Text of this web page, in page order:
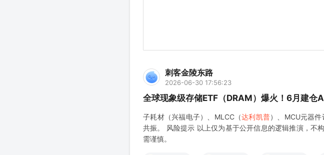
刺客金陵东路
2026-06-30 17:56:23
全球现象级存储ETF（DRAM）爆火！6月建仓
子耗材（兴福电子）、MLCC（达利凯普）、MCU元器
共振。 风险提示 以上仅为基于公开信息的逻辑推演，不
需谨慎。